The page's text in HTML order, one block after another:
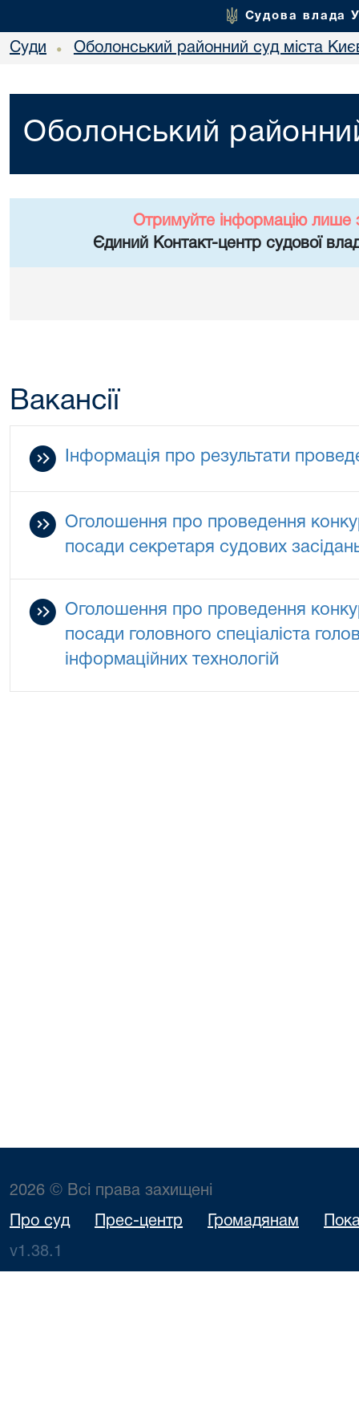
Судова влада
Суди • Оболонський районний суд міста
Оболонський
Отримуйте інформацію лише
Єдиний Контакт-центр судової
Вакансії
Інформація про результати
Оголошення про проведення
посади секретаря судових
Оголошення про проведення
посади головного спеціаліста
інформаційних технологій
2026 © Всі права захищені
Про суд Прес-центр Громадянам
v1.38.1